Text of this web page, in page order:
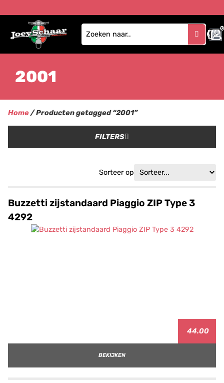
0
0
2001
Home/ Producten getagged “2001”
FILTERS
Sorteer op
Buzzetti zijstandaard Piaggio ZIP Type 3
4292
44.00
BEKIJKEN